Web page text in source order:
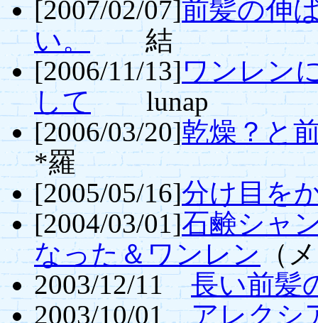
[2007/02/07]前髪の伸
い。結
[2006/11/13]ワンレン
してlunap
[2006/03/20]乾燥？と
*羅
[2005/05/16]分け目を
[2004/03/01]石鹸シャ
なった＆ワンレン（
2003/12/11長い前髪
2003/10/01アレクシ